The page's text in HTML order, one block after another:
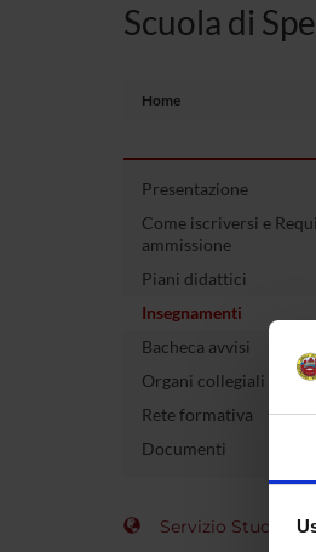
Scuola di
Home
Presentazione
Come iscriversi e
ammissione
Piani didattici
Insegnamenti
Bacheca avvisi
Organi collegiali e di
Rete formativa
Documenti
Servizio Studenti